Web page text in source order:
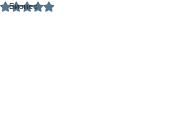
БизнесОценка: не число из 5 звезд.